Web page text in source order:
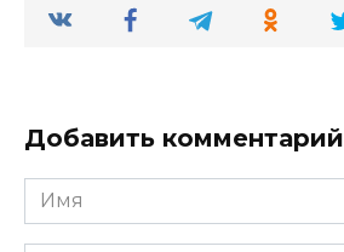
Добавить комментарий
Имя
*